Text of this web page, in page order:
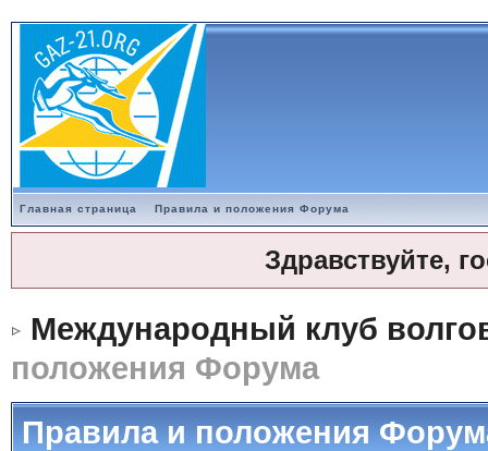
Главная страница Правила и положения Форума
Здравствуйте,
Международный клуб
положения Форума
Правила и положения